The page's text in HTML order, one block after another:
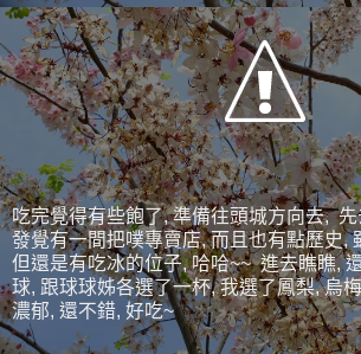
吃完覺得有些飽了, 準備往頭城方向去,
發覺有一間把噗專賣店, 而且也有點歷史,
但還是有吃冰的位子, 哈哈~~ 進去瞧瞧,
球, 跟球球姊各選了一杯, 我選了鳳梨, 烏
濃郁, 還不錯, 好吃~